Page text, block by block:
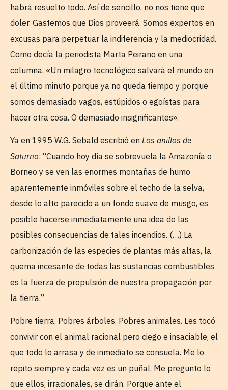
habrá resuelto todo. Así de sencillo, no nos tiene que
doler. Gastemos que Dios proveerá. Somos expertos en
excusas para perpetuar la indiferencia y la mediocridad.
Como decía la periodista Marta Peirano en una
columna, «Un milagro tecnológico salvará el mundo en
el último minuto porque ya no queda tiempo y porque
somos demasiado vagos, estúpidos o egoístas para
hacer otra cosa. O demasiado insignificantes».
Ya en 1995 W.G. Sebald escribió en Los anillos de
Saturno: “Cuando hoy día se sobrevuela la Amazonía o
Borneo y se ven las enormes montañas de humo
aparentemente inmóviles sobre el techo de la selva,
desde lo alto parecido a un fondo suave de musgo, es
posible hacerse inmediatamente una idea de las
posibles consecuencias de tales incendios. (…) La
carbonización de las especies de plantas más altas, la
quema incesante de todas las sustancias combustibles
es la fuerza de propulsión de nuestra propagación por
la tierra.”
Pobre tierra. Pobres árboles. Pobres animales. Les tocó
convivir con el animal racional pero ciego e insaciable, el
que todo lo arrasa y de inmediato se consuela. Me lo
repito siempre y cada vez es un puñal. Me pregunto lo
que ellos, irracionales, se dirán. Porque ante el